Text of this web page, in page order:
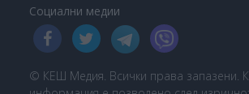
Социални медии
© КЕШ Медия. Всички права запазени.